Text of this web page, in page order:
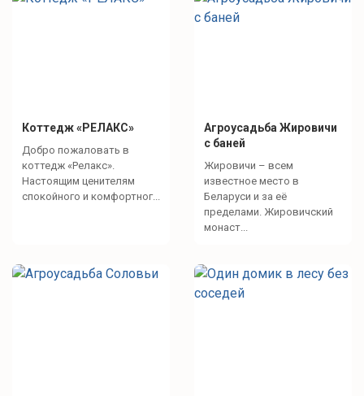
Коттедж «РЕЛАКС»
Добро пожаловать в
коттедж «Релакс».
Настоящим ценителям
спокойного и комфортног...
Агроусадьба Жировичи
с баней
Жировичи – всем
известное место в
Беларуси и за её
пределами. Жировичский
монаст...